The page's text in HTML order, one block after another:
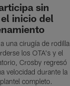
sin
inicio del
una cirugía de rodilla
los OTA's y el
Crosby regresó
velocidad durante la
completo.